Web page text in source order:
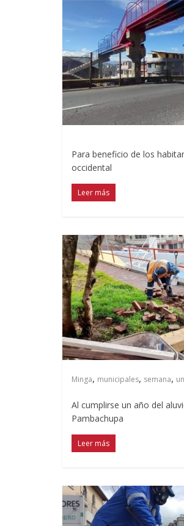
Para beneficio de los
occidental
Leer más
Minga, municipales, semana,
Al cumplirse un año del
Pambachupa
Leer más